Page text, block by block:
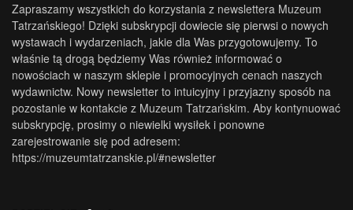
Zapraszamy wszystkich do korzystania z newslettera Muzeum
Tatrzańskiego! Dzięki subskrypcji dowiecie się pierwsi o nowych
wystawach i wydarzeniach, jakie dla Was przygotowujemy. To
właśnie tą drogą będziemy Was również informować o
nowościach w naszym sklepie i promocyjnych cenach naszych
wydawnictw. Nowy newsletter to intuicyjny i przyjazny sposób na
pozostanie w kontakcie z Muzeum Tatrzańskim. Aby kontynuować
subskrypcję, prosimy o niewielki wysiłek i ponowne
zarejestrowanie się pod adresem:
https://muzeumtatrzanskie.pl/#newsletter